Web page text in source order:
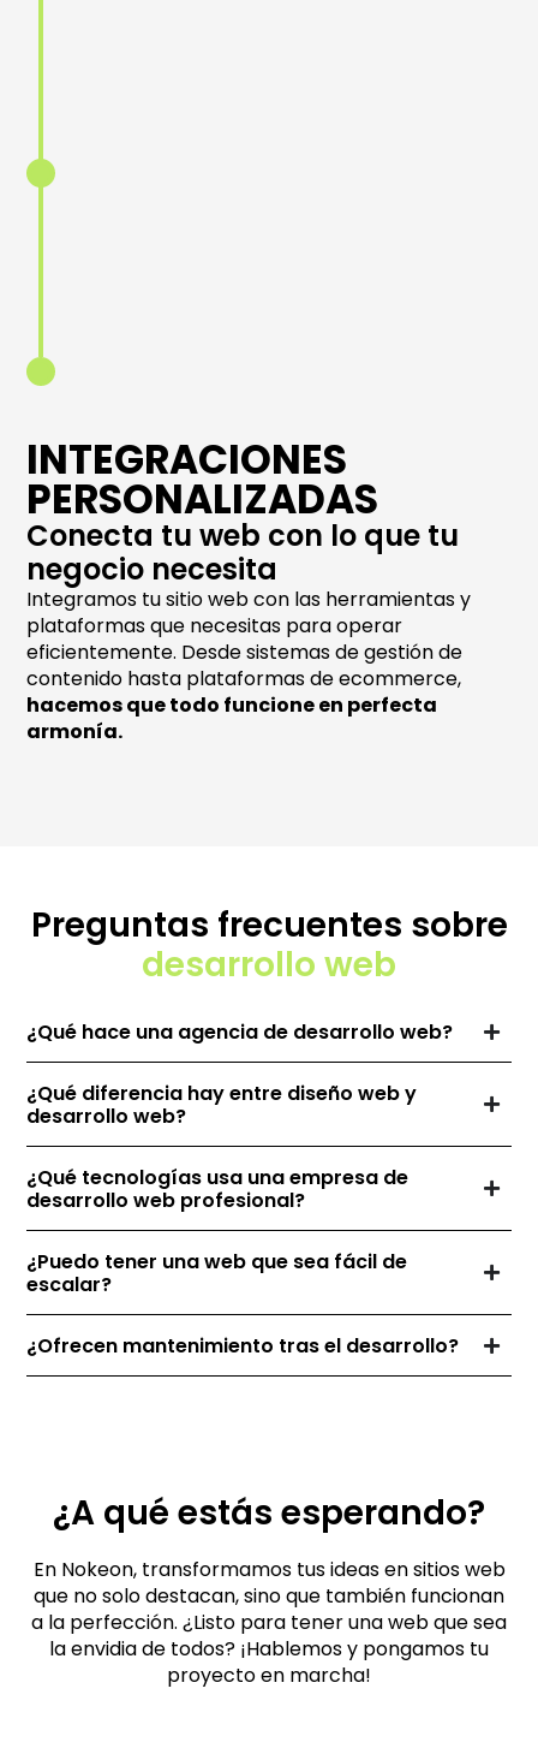
INTEGRACIONES
PERSONALIZADAS
Conecta tu web con lo que tu
negocio necesita
Integramos tu sitio web con las herramientas y
plataformas que necesitas para operar
eficientemente. Desde sistemas de gestión de
contenido hasta plataformas de ecommerce,
hacemos que todo funcione en perfecta
armonía.
Preguntas frecuentes sobre
desarrollo web
¿Qué hace una agencia de desarrollo web?
¿Qué diferencia hay entre diseño web y
desarrollo web?
¿Qué tecnologías usa una empresa de
desarrollo web profesional?
¿Puedo tener una web que sea fácil de
escalar?
¿Ofrecen mantenimiento tras el desarrollo?
¿A qué estás esperando?
En Nokeon, transformamos tus ideas en sitios web
que no solo destacan, sino que también funcionan
a la perfección. ¿Listo para tener una web que sea
la envidia de todos? ¡Hablemos y pongamos tu
proyecto en marcha!